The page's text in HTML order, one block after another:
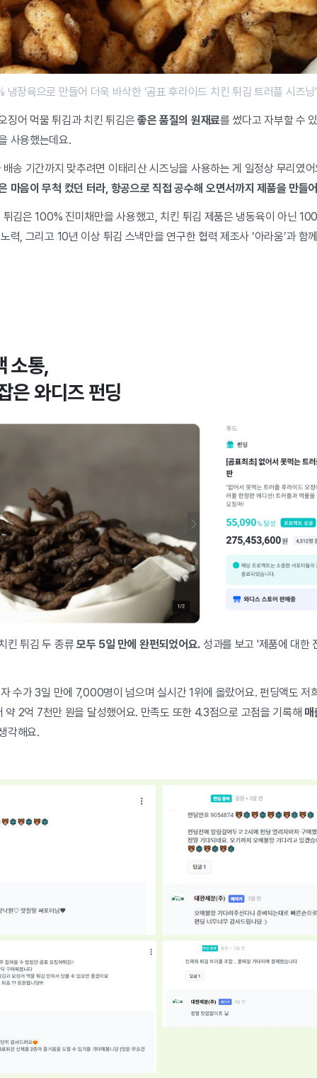
냉장육으로 만들어 더욱 바삭한 ‘곰표 후라이드 치킨 튀김 트러플 시즈닝
징어 먹물 튀김과 치킨 튀김은 좋은 품질의 원재료를 썼다고 자부할 수
사용했는데요.
송 기간까지 맞추려면 이태리산 시즈닝을 사용하는 게 일정상 무리였
마음이 무척 컸던 터라, 항공으로 직접 공수해 오면서까지 제품을 만들
김은 100% 진미채만을 사용했고, 치킨 튀김 제품은 냉동육이 아닌
력, 그리고 10년 이상 튀김 스낵만을 연구한 협력 제조사 ‘아라움’과 함
소통,
은 와디즈 펀딩
킨 튀김 두 종류 모두 5일 만에 완펀되었어요. 성과를 보고 '제품에 대한
수가 3일 만에 7,000명이 넘으며 실시간 1위에 올랐어요. 펀딩액도 저
약 2억 7천만 원을 달성했어요. 만족도 또한 4.3점으로 고점을 기록해 매
각해요.